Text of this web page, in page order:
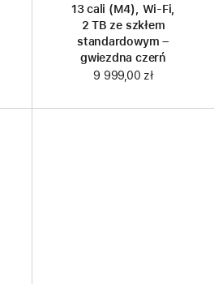
13 cali (M4), Wi‑Fi,
2 TB ze szkłem
standardowym –
gwiezdna czerń
9 999,00 zł